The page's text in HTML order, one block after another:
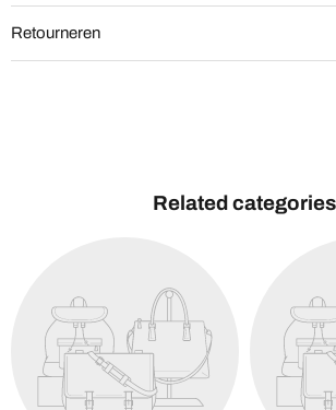
Retourneren
Related categories